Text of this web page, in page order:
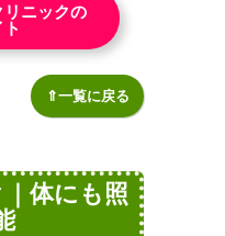
ニックの
⇑一覧に戻る
体にも照